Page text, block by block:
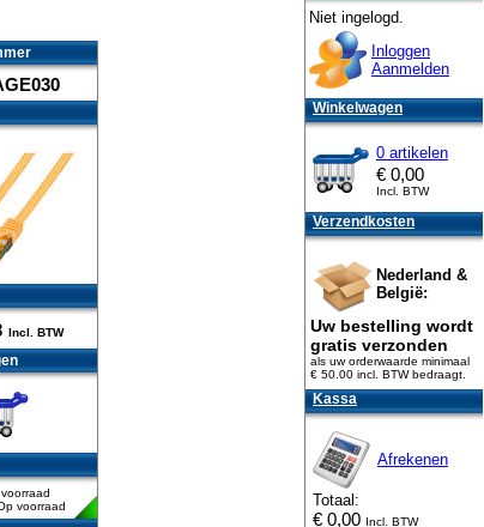
Incl. BTW
voorraad
Niet ingelogd.
Inloggen
Aanmelden
Winkelwagen
0 artikelen
€ 0,00
Incl. BTW
Verzendkosten
Nederland &
België:
Uw bestelling wordt
gratis verzonden
als uw orderwaarde minimaal
€ 50.00 incl. BTWbedraagt.
Kassa
Afrekenen
Totaal:
€ 0,00 Incl. BTW